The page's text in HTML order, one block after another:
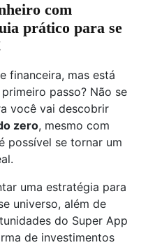
com
prático para se
financeira, mas está
passo? Não se
você vai descobrir
zero, mesmo com
possível se tornar um
uma estratégia para
universo, além de
do Super App
de investimentos